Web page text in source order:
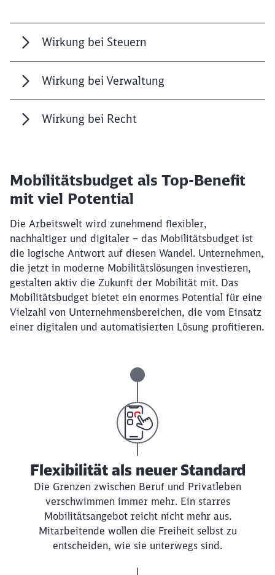
Wirkung bei Steuern
Wirkung bei Verwaltung
Wirkung bei Recht
Mobilitätsbudget als Top-Benefit
mit viel Potential
Die Arbeitswelt wird zunehmend flexibler,
nachhaltiger und digitaler – das Mobilitätsbudget ist
die logische Antwort auf diesen Wandel. Unternehmen,
die jetzt in moderne Mobilitätslösungen investieren,
gestalten aktiv die Zukunft der Mobilität mit. Das
Mobilitätsbudget bietet ein enormes Potential für eine
Vielzahl von Unternehmensbereichen, die vom Einsatz
einer digitalen und automatisierten Lösung profitieren.
Flexibilität als neuer Standard
Die Grenzen zwischen Beruf und Privatleben
verschwimmen immer mehr. Ein starres
Mobilitätsangebot reicht nicht mehr aus.
Mitarbeitende wollen die Freiheit selbst zu
entscheiden, wie sie unterwegs sind.